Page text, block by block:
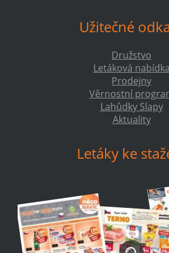
Užitečné
Družstvo
Letáková nabídka
Prodejny
Věrnostní
Lahůdky Slapy
Aktuality
Letáky ke